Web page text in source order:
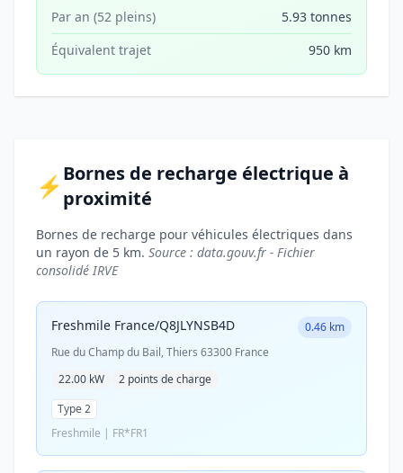
Par an (52 pleins)
5.93 tonnes
Équivalent trajet
950 km
⚡ Bornes de recharge électrique à
proximité
Bornes de recharge pour véhicules électriques dans
un rayon de 5 km. Source : data.gouv.fr - Fichier
consolidé IRVE
Freshmile France/Q8JLYNSB4D
0.46 km
Rue du Champ du Bail, Thiers 63300 France
22.00 kW
2 points de charge
Type 2
Freshmile | FR*FR1